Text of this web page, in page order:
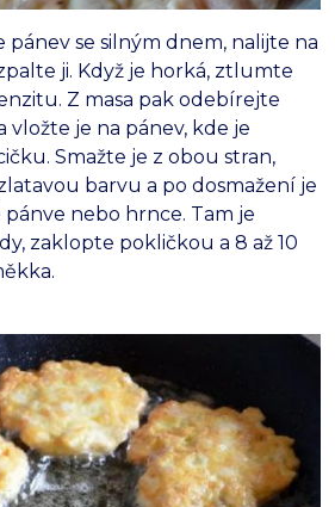
pánev se silným dnem, nalijte na
ji. Když je horká, ztlumte
Z masa pak odebírejte
vložte je na pánev, kde je
Smažte je z obou stran,
barvu a po dosmažení je
nebo hrnce. Tam je
zaklopte pokličkou a 8 až 10